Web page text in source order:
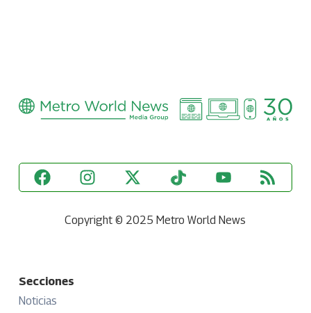
Copyright © 2025 Metro World News
Secciones
Noticias